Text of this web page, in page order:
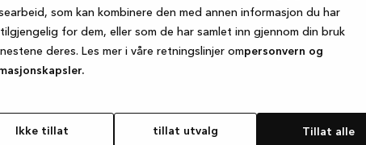
som kan kombinere den med annen informasjon du har
for dem, eller som de har samlet inn gjennom din bruk
deres. Les mer i våre retningslinjer ompersonvern og
Ikke tillat tillat utvalg Tillat alle
has occurred while loadingwww.kvik.no (see the